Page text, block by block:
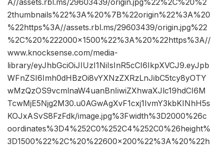
2thumbnails%22%3A%20%7B%22origin%22%3A%20
%22https%3A//assets.rbl.ms/29603439/origin.jpg%22
%2C%20%222000×1500%22%3A%20%22https%3A//
www.knocksense.com/media-
library/eyJhbGciOiJIUzI1NiIsInR5cCI6IkpXVCJ9.eyJpb
WFnZSI6Imh0dHBzOi8vYXNzZXRzLnJibC5tcy8yOTY
wMzQzOS9vcmlnaW4uanBnIiwiZXhwaXJlc19hdCI6M
TcwMjE5Njg2M30.u0AGwAgXvF1cxj1IvmY3kbKINhH5s
KOJxASvS8FzFdk/image.jpg%3Fwidth%3D2000%26c
oordinates%3D4%252C0%252C4%252C0%26height%
3D1500%22%2C%20%22600×200%22%3A%20%22h